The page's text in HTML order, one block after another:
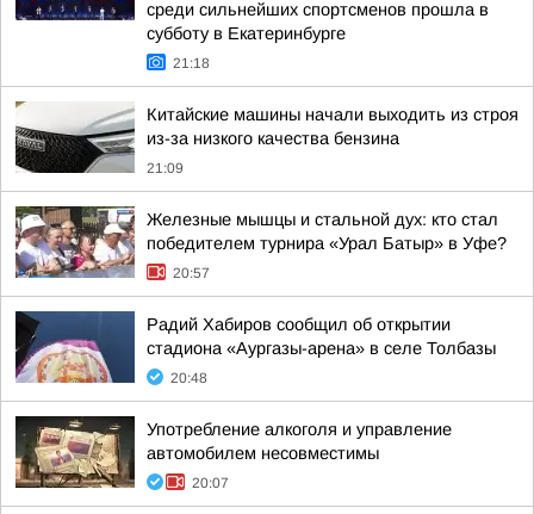
среди сильнейших спортсменов прошла в
субботу в Екатеринбурге
21:18
Китайские машины начали выходить из строя
из-за низкого качества бензина
21:09
Железные мышцы и стальной дух: кто стал
победителем турнира «Урал Батыр» в Уфе?
20:57
Радий Хабиров сообщил об открытии
стадиона «Аургазы-арена» в селе Толбазы
20:48
Употребление алкоголя и управление
автомобилем несовместимы
20:07